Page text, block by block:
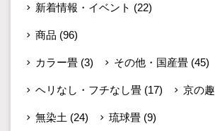
新着情報・イベント (22)
商品 (96)
カラー畳 (3) その他・国産畳 (45)
ヘリなし・フチなし畳 (17) 京の趣
無染土 (24) 琉球畳 (9)